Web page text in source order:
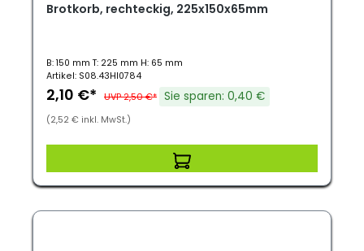
Brotkorb, rechteckig, 225x150x65mm
B: 150 mm T: 225 mm H: 65 mm
Artikel: S08.43HI0784
2,10 €* UVP 2,50 €* Sie sparen: 0,40 €
(2,52 € inkl. MwSt.)